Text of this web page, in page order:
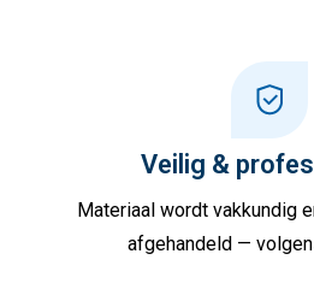
Veilig &
Materiaal wordt vakkundig
afgehandeld —